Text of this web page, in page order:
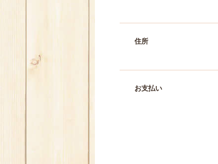
住所
お支払い